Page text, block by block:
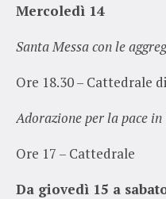
Mercoledì 14
Santa Messa con le
Ore 18.30 – Cattedrale
Adorazione per la pace
Ore 17 – Cattedrale
Da giovedì 15 a